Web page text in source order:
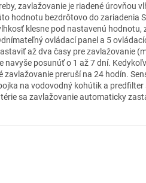
zavlažovanie je riadené úrovňou
hodnotu bezdrôtovo do zariadenia
klesne pod nastavenú hodnotu,
ovládací panel a 5
až dva časy pre zavlažovanie
posunúť o 1 až 7 dní.
preruší na 24 hodín.
na vodovodný kohútik a
sa zavlažovanie automaticky